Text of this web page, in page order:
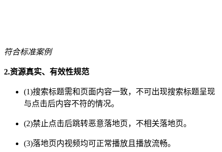
符合标准案例
2.资源真实、有效性规范
(1)搜索标题需和页面内容一致，不可出现搜索标题呈现
与点击后内容不符的情况。
(2)禁止点击后跳转恶意落地页，不相关落地页。
(3)落地页内视频均可正常播放且播放流畅。